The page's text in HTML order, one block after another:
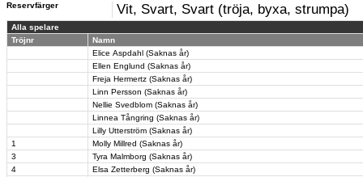
Reservfärger Vit, Svart, Svart (tröja, byxa, strumpa)
Alla spelare
Tröjnr
Namn
Elice Aspdahl (Saknas år)
Ellen Englund (Saknas år)
Freja Hermertz (Saknas år)
Linn Persson (Saknas år)
Nellie Svedblom (Saknas år)
Linnea Tångring (Saknas år)
Lilly Utterström (Saknas år)
1
Molly Millred (Saknas år)
3
Tyra Malmborg (Saknas år)
4
Elsa Zetterberg (Saknas år)